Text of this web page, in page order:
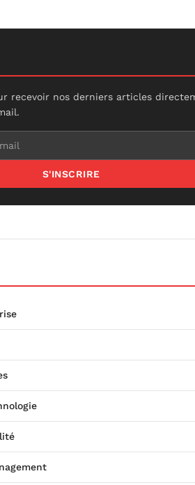
recevoir nos derniers articles
S'INSCRIRE